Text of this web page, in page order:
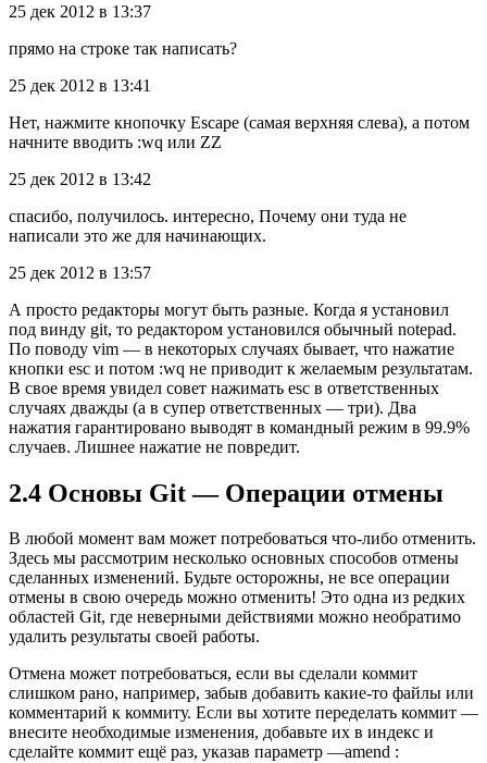
25 дек 2012 в 13:37
прямо на строке так написать?
25 дек 2012 в 13:41
Нет, нажмите кнопочку Escape (самая верхняя слева), а потом
начните вводить :wq или ZZ
25 дек 2012 в 13:42
спасибо, получилось. интересно, Почему они туда не
написали это же для начинающих.
25 дек 2012 в 13:57
А просто редакторы могут быть разные. Когда я установил
под винду git, то редактором установился обычный notepad.
По поводу vim — в некоторых случаях бывает, что нажатие
кнопки esc и потом :wq не приводит к желаемым результатам.
В свое время увидел совет нажимать esc в ответственных
случаях дважды (а в супер ответственных — три). Два
нажатия гарантировано выводят в командный режим в 99.9%
случаев. Лишнее нажатие не повредит.
2.4 Основы Git — Операции отмены
В любой момент вам может потребоваться что-либо отменить.
Здесь мы рассмотрим несколько основных способов отмены
сделанных изменений. Будьте осторожны, не все операции
отмены в свою очередь можно отменить! Это одна из редких
областей Git, где неверными действиями можно необратимо
удалить результаты своей работы.
Отмена может потребоваться, если вы сделали коммит
слишком рано, например, забыв добавить какие-то файлы или
комментарий к коммиту. Если вы хотите переделать коммит —
внесите необходимые изменения, добавьте их в индекс и
сделайте коммит ещё раз, указав параметр —amend :